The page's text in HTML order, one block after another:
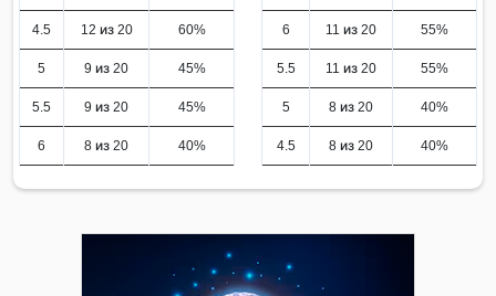
4.5 12 из 20 60%
5 9 из 20 45%
5.5 9 из 20 45%
6 8 из 20 40%
6 11 из 20 55%
5.5 11 из 20 55%
5 8 из 20 40%
4.5 8 из 20 40%